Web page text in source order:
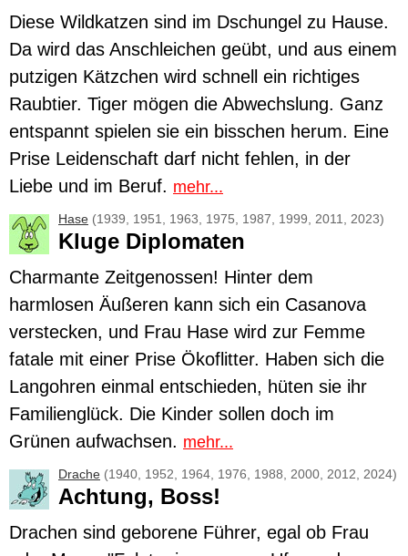
Diese Wildkatzen sind im Dschungel zu Hause.
Da wird das Anschleichen geübt, und aus einem
putzigen Kätzchen wird schnell ein richtiges
Raubtier. Tiger mögen die Abwechslung. Ganz
entspannt spielen sie ein bisschen herum. Eine
Prise Leidenschaft darf nicht fehlen, in der
Liebe und im Beruf. mehr...
Hase (1939, 1951, 1963, 1975, 1987, 1999, 2011, 2023)
Kluge Diplomaten
Charmante Zeitgenossen! Hinter dem
harmlosen Äußeren kann sich ein Casanova
verstecken, und Frau Hase wird zur Femme
fatale mit einer Prise Ökoflitter. Haben sich die
Langohren einmal entschieden, hüten sie ihr
Familienglück. Die Kinder sollen doch im
Grünen aufwachsen. mehr...
Drache (1940, 1952, 1964, 1976, 1988, 2000, 2012, 2024)
Achtung, Boss!
Drachen sind geborene Führer, egal ob Frau